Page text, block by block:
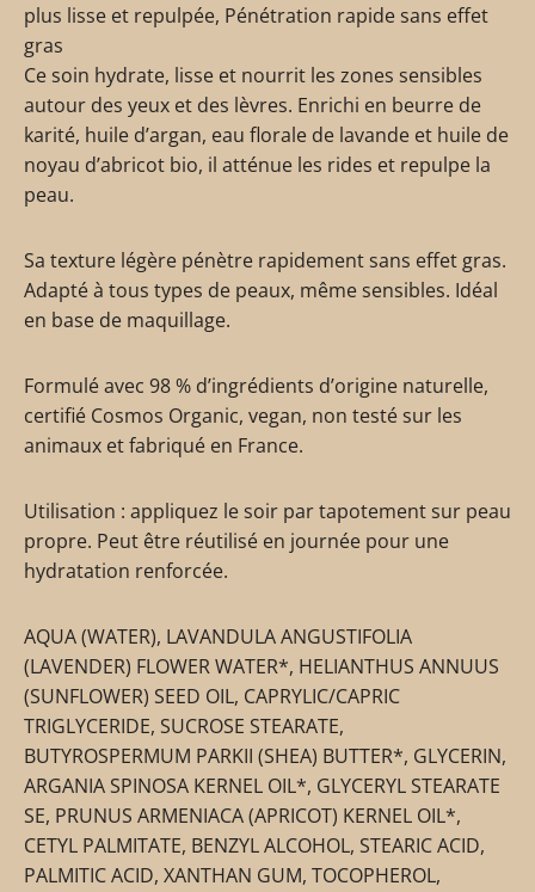
plus lisse et repulpée, Pénétration rapide sans effet
gras
Ce soin hydrate, lisse et nourrit les zones sensibles
autour des yeux et des lèvres. Enrichi en beurre de
karité, huile d’argan, eau florale de lavande et huile de
noyau d’abricot bio, il atténue les rides et repulpe la
peau.
Sa texture légère pénètre rapidement sans effet gras.
Adapté à tous types de peaux, même sensibles. Idéal
en base de maquillage.
Formulé avec 98 % d’ingrédients d’origine naturelle,
certifié Cosmos Organic, vegan, non testé sur les
animaux et fabriqué en France.
Utilisation : appliquez le soir par tapotement sur peau
propre. Peut être réutilisé en journée pour une
hydratation renforcée.
AQUA (WATER), LAVANDULA ANGUSTIFOLIA
(LAVENDER) FLOWER WATER*, HELIANTHUS ANNUUS
(SUNFLOWER) SEED OIL, CAPRYLIC/CAPRIC
TRIGLYCERIDE, SUCROSE STEARATE,
BUTYROSPERMUM PARKII (SHEA) BUTTER*, GLYCERIN,
ARGANIA SPINOSA KERNEL OIL*, GLYCERYL STEARATE
SE, PRUNUS ARMENIACA (APRICOT) KERNEL OIL*,
CETYL PALMITATE, BENZYL ALCOHOL, STEARIC ACID,
PALMITIC ACID, XANTHAN GUM, TOCOPHEROL,